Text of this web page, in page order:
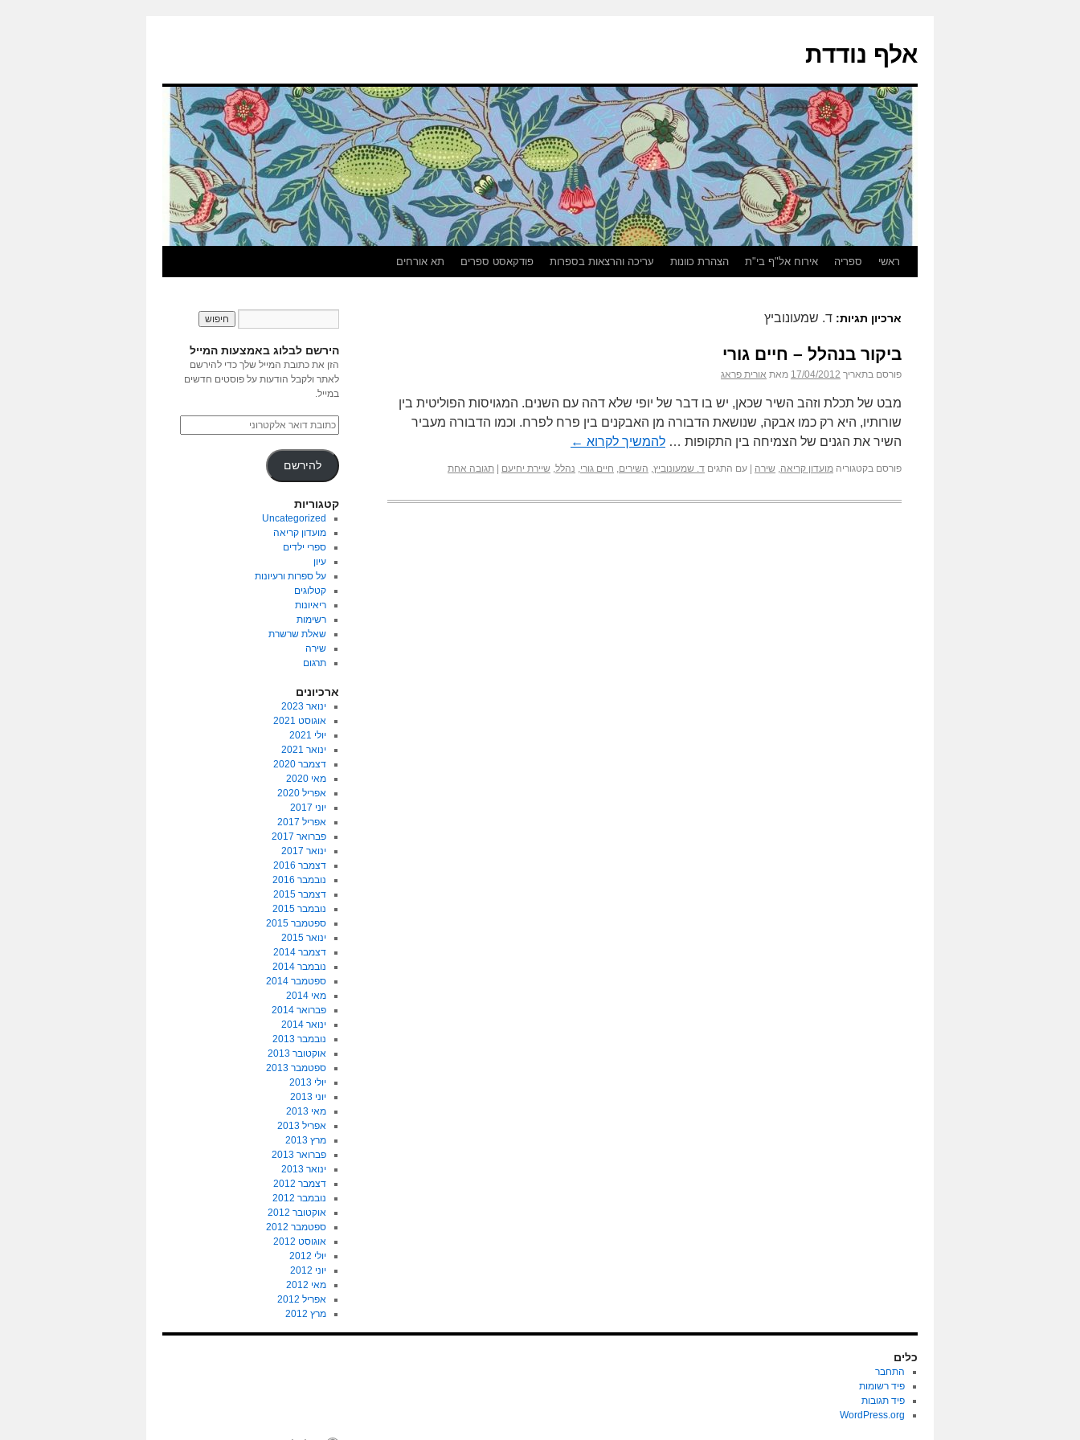
אלף נודדת
ראשי ספריה אירוח אל"ף בי"ת הצהרת כוונות עריכה והרצאות בספרות פודקאסט ספרים תא אורחים
ארכיון תגיות: ד. שמעונוביץ
ביקור בנהלל – חיים גורי
פורסם בתאריך 17/04/2012 מאת אורית פראג
מבט של תכלת וזהב השיר שכאן, יש בו דבר של יופי שלא דהה עם השנים. המגויסות הפוליטית בין
שורותיו, היא רק כמו אבקה, שנושאת הדבורה מן האבקנים בין פרח לפרח. וכמו הדבורה מעביר
השיר את הגנים של הצמיחה בין התקופות … להמשיך לקרוא ←
פורסם בקטגוריה מועדון קריאה, שירה עם התגים ד. שמעונוביץ, השירים, חיים גורי, נהלל, שיירת יחיעם תגובה אחת
הירשם לבלוג באמצעות המייל
הזן את כתובת המייל שלך כדי להירשם
לאתר ולקבל הודעות על פוסטים חדשים
במייל.
להירשם
קטגוריות
Uncategorized
מועדון קריאה
ספרי ילדים
עיון
על ספרות ורעיונות
קטלוגים
ריאיונות
רשימות
שאלת שרשרת
שירה
תרגום
ארכיונים
ינואר 2023
אוגוסט 2021
יולי 2021
ינואר 2021
דצמבר 2020
מאי 2020
אפריל 2020
יוני 2017
אפריל 2017
פברואר 2017
ינואר 2017
דצמבר 2016
נובמבר 2016
דצמבר 2015
נובמבר 2015
ספטמבר 2015
ינואר 2015
דצמבר 2014
נובמבר 2014
ספטמבר 2014
מאי 2014
פברואר 2014
ינואר 2014
נובמבר 2013
אוקטובר 2013
ספטמבר 2013
יולי 2013
יוני 2013
מאי 2013
אפריל 2013
מרץ 2013
פברואר 2013
ינואר 2013
דצמבר 2012
נובמבר 2012
אוקטובר 2012
ספטמבר 2012
אוגוסט 2012
יולי 2012
יוני 2012
מאי 2012
אפריל 2012
מרץ 2012
כלים
התחבר
פיד רשומות
פיד תגובות
WordPress.org